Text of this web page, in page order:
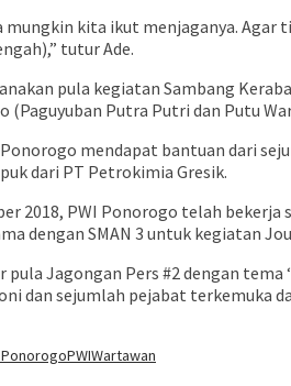
mungkin kita ikut menjaganya.
tutur Ade.
pula kegiatan Sambang
(Paguyuban Putra Putri dan Putu
mendapat bantuan dari
dari PT Petrokimia Gresik.
2018, PWI Ponorogo telah
dengan SMAN 3 untuk kegiatan
pula Jagongan Pers #2 dengan
dan sejumlah pejabat terkemuka
PWIWartawan